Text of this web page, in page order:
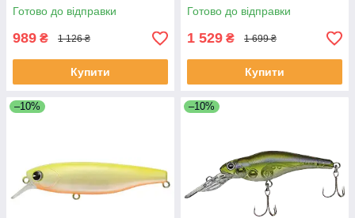
Готово до відправки
989 ₴ 1 126 ₴
Купити
Готово до відправки
1 529 ₴ 1 699 ₴
Купити
–10% –10%